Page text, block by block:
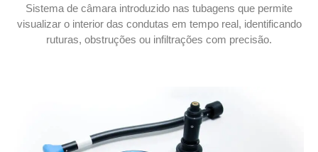
Sistema de câmara introduzido nas tubagens que permite
visualizar o interior das condutas em tempo real, identificando
ruturas, obstruções ou infiltrações com precisão.